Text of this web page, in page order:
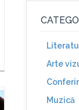
Arte
Muzică